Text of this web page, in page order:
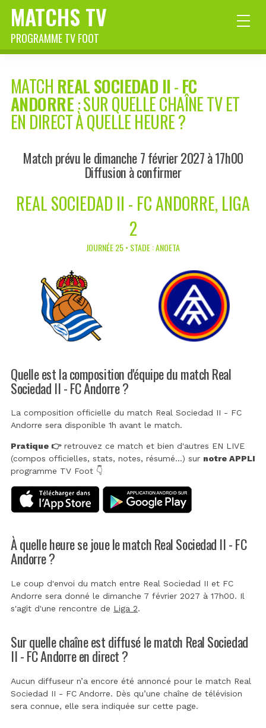
MATCHS TV
PROGRAMME TV FOOT
MATCH REAL SOCIEDAD II-FC
ANDORRE: SUR QUELLE CHAÎNE TV ET
EN DIRECT À QUELLE HEURE ?
Match prévu le dimanche 7 février 2027 à 17h00
Diffusion à confirmer
REAL SOCIEDAD II - FC ANDORRE, LIGA
2
JOURNÉE 25 • STADE : ANOETA
Quelle est la composition d'équipe du match Real
Sociedad II - FC Andorre ?
La composition officielle du match Real Sociedad II - FC
Andorre sera disponible 1h avant le match.
Pratique 👉retrouvez ce match et bien d'autres EN LIVE
(compos officielles, stats, notes, résumé...) sur notre APPLI
programme TV Foot 👇
À quelle heure se joue le match Real Sociedad II - FC
Andorre ?
Le coup d'envoi du match entre Real Sociedad II et FC
Andorre sera donné le dimanche 7 février 2027 à 17h00. Il
s'agit d'une rencontre de Liga 2.
Sur quelle chaîne est diffusé le match Real Sociedad
II - FC Andorre en direct ?
Aucun diffuseur n’a encore été annoncé pour le match Real
Sociedad II - FC Andorre. Dès qu’une chaîne de télévision
sera connue, elle sera indiquée sur cette page.